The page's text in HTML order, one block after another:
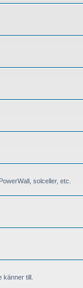
solceller, etc.
känner till.